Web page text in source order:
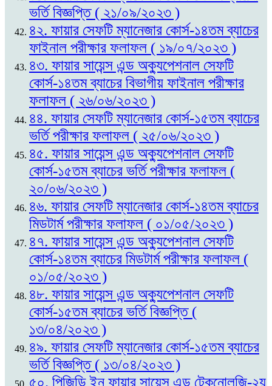
ভর্তি বিজ্ঞপ্তি ( ২১/০৯/২০২৩ )
৪২. ফায়ার সেফটি ম্যানেজার কোর্স-১৪তম ব্যাচের
ফাইনাল পরীক্ষার ফলাফল ( ১৯/০৭/২০২৩ )
৪৩. ফায়ার সায়েন্স এন্ড অক্যুপেশনাল সেফটি
কোর্স-১৪তম ব্যাচের বিভাগীয় ফাইনাল পরীক্ষার
ফলাফল ( ২৬/০৬/২০২৩ )
৪৪. ফায়ার সেফটি ম্যানেজার কোর্স-১৫তম ব্যাচের
ভর্তি পরীক্ষার ফলাফল ( ২৫/০৬/২০২৩ )
৪৫. ফায়ার সায়েন্স এন্ড অক্যুপেশনাল সেফটি
কোর্স-১৫তম ব্যাচের ভর্তি পরীক্ষার ফলাফল (
২০/০৬/২০২৩ )
৪৬. ফায়ার সেফটি ম্যানেজার কোর্স-১৪তম ব্যাচের
মিডটার্ম পরীক্ষার ফলাফল ( ০১/০৫/২০২৩ )
৪৭. ফায়ার সায়েন্স এন্ড অক্যুপেশনাল সেফটি
কোর্স-১৪তম ব্যাচের মিডটার্ম পরীক্ষার ফলাফল (
০১/০৫/২০২৩ )
৪৮. ফায়ার সায়েন্স এন্ড অক্যুপেশনাল সেফটি
কোর্স-১৫তম ব্যাচের ভর্তি বিজ্ঞপ্তি (
১৩/০৪/২০২৩ )
৪৯. ফায়ার সেফটি ম্যানেজার কোর্স-১৫তম ব্যাচের
ভর্তি বিজ্ঞপ্তি ( ১৩/০৪/২০২৩ )
৫০. পিজিডি ইন ফায়ার সায়েন্স এন্ড টেকনোলজি-২য়